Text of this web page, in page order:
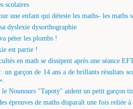
scolaires
une enfant qui déteste les maths- les maths
dyslexie dysorthographie
péter les plombs !
est partie !
en math se dissipent après une séance
un garçon de 14 ans a de brillants résultats
Nounours "Tapoty" aident un petit garçon
épreuves de maths disparaît une fois reliée